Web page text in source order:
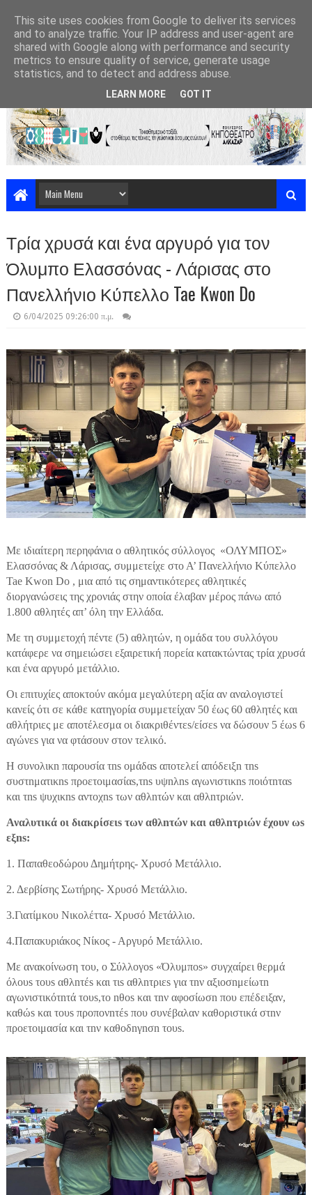
Τρία χρυσά και ένα αργυρό για τον
Όλυμπο Ελασσόνας - Λάρισας στο
Πανελλήνιο Κύπελλο Tae Kwon Do
6/04/2025 09:26:00 π.μ.
Με ιδιαίτερη περηφάνια ο αθλητικός σύλλογος «ΟΛΥΜΠΟΣ»
Ελασσόνας & Λάρισας, συμμετείχε στο Α’ Πανελλήνιο Κύπελλο
Tae Kwon Do , μια από τις σημαντικότερες αθλητικές
διοργανώσεις της χρονιάς στην οποία έλαβαν μέρος πάνω από
1.800 αθλητές απ’ όλη την Ελλάδα.
Με τη συμμετοχή πέντε (5) αθλητών, η ομάδα του συλλόγου
κατάφερε να σημειώσει εξαιρετική πορεία κατακτώντας τρία χρυσά
και ένα αργυρό μετάλλιο.
Οι επιτυχίες αποκτούν ακόμα μεγαλύτερη αξία αν αναλογιστεί
κανείς ότι σε κάθε κατηγορία συμμετείχαν 50 έως 60 αθλητές και
αθλήτριες με αποτέλεσμα οι διακριθέντεs/είσεs να δώσουν 5 έωs 6
αγώνεs για να φτάσουν στον τελικό.
Η συνολικn παρουσία τns ομάδαs αποτελεί απόδειξn τns
συστnματικns προετοιμασίαs,τns υψnλns αγωνιστικns ποιότnταs
και τns ψυχικns αντοχns των αθλnτών και αθλnτριών.
Αναλυτικά οι διακρίσειs των αθλnτών και αθλnτριών έχουν ωs
εξns:
1. Παπαθεοδώρου Δημήτρης- Χρυσό Μετάλλιο.
2. Δερβίσης Σωτήρης- Χρυσό Μετάλλιο.
3.Γιατίμκου Νικολέττα- Χρυσό Μετάλλιο.
4.Παπακυριάκος Νίκος - Αργυρό Μετάλλιο.
Με ανακοίνωση του, ο Σύλλογοs «Όλυμποs» συγχαίρει θερμά
όλουs τουs αθλnτέs και τιs αθλnτριεs για τnν αξιοσnμείωτn
αγωνιστικότnτά τουs,το nθos και τnν αφοσίωσn που επέδειξαν,
καθώs και τουs προπονnτέs που συνέβαλαν καθοριστικά στnν
προετοιμασία και τnν καθοδnγnσn τουs.
This site uses cookies from Google to deliver its services
and to analyze traffic. Your IP address and user-agent are
shared with Google along with performance and security
metrics to ensure quality of service, generate usage
statistics, and to detect and address abuse.
LEARN MORE GOT IT